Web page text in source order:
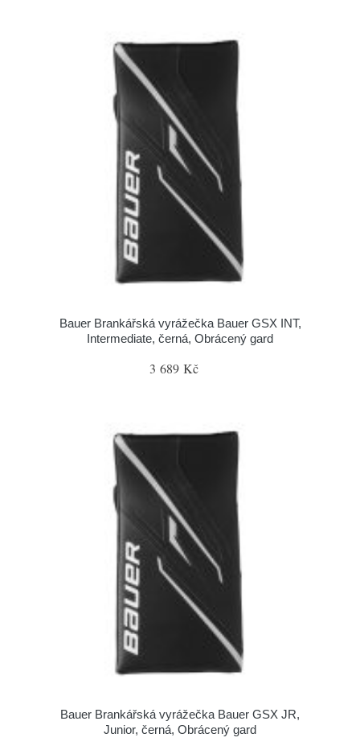
Bauer Brankářská vyrážečka Bauer GSX INT,
Intermediate, černá, Obrácený gard
3 689 Kč
Bauer Brankářská vyrážečka Bauer GSX JR,
Junior, černá, Obrácený gard